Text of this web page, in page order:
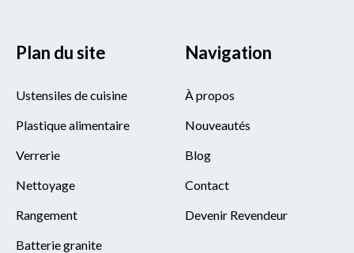
Plan du site
Ustensiles de cuisine
Plastique alimentaire
Verrerie
Nettoyage
Rangement
Batterie granite
Navigation
À propos
Nouveautés
Blog
Contact
Devenir Revendeur